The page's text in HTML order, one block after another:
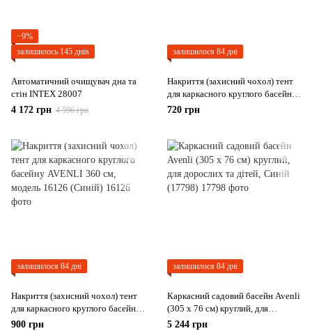
−9%
залишилось 145 днів
Автоматичний очищувач дна та
стін INTEX 28007
4 172 грн 4 596 грн
залишилося 84 дні
Накриття (захисний чохол) тент
для каркасного круглого басейну
AVENLI 300 см, модель 16125
720 грн
залишилося 84 дні
Накриття (захисний чохол) тент
для каркасного круглого басейну
AVENLI 360 см, модель 16126
900 грн
залишилося 84 дні
Каркасний садовий басейн Avenli
(305 х 76 см) круглий, для
дорослих та дітей, Синій (17798)
5 244 грн